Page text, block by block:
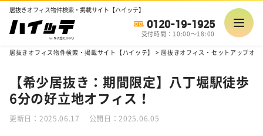
居抜きオフィス物件検索・掲載サイト【ハイッテ】
0120-19-1925
受付時間：10:00～18:00
居抜きオフィス物件検索・掲載サイト【ハイッテ】 > 居抜きオフィス・セットアップオ
【希少居抜き：期間限定】八丁堀駅徒歩
6分の好立地オフィス！
更新日：2025.06.17 公開日：2025.06.05